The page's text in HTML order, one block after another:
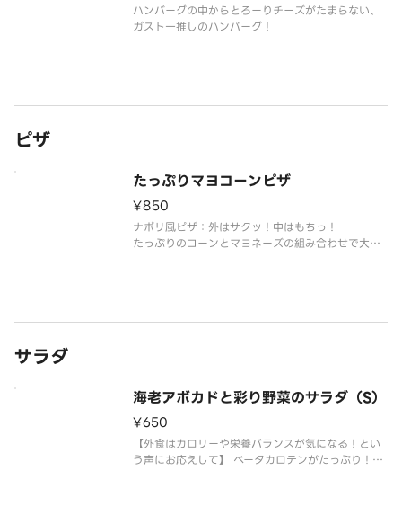
ハンバーグの中からとろーりチーズがたまらない、
ガスト一推しのハンバーグ！
ピザ
たっぷりマヨコーンピザ
¥850
ナポリ風ピザ：外はサクッ！中はもちっ！
たっぷりのコーンとマヨネーズの組み合わせで大人
サラダ
海老アボカドと彩り野菜のサラダ（S）
¥650
【外食はカロリーや栄養バランスが気になる！とい
う声にお応えして】 ベータカロテンがたっぷり！栄